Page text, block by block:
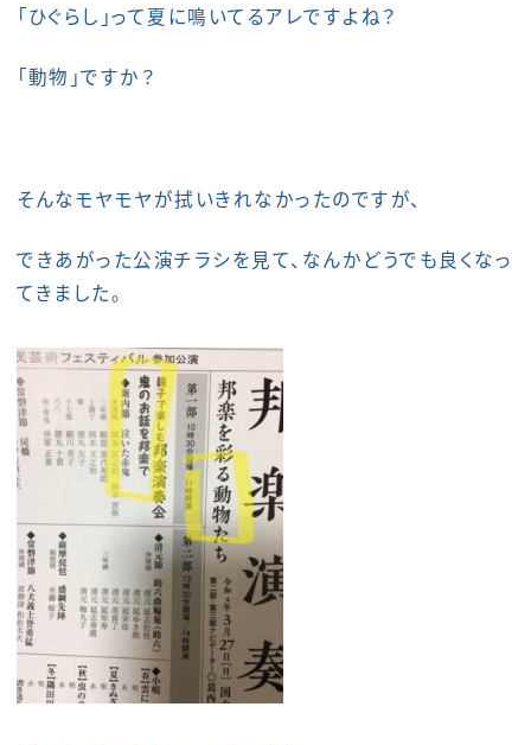
「ひぐらし」って夏に鳴いてるアレですよね？
「動物」ですか？
そんなモヤモヤが拭いきれなかったのですが、
できあがった公演チラシを見て、なんかどうでも良くなっ
てきました。